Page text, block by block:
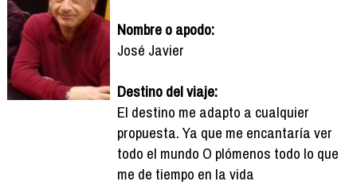
Nombre o apodo:
José Javier
Destino del viaje:
El destino me adapto a cualquier
propuesta. Ya que me encantaría ver
todo el mundo O plómenos todo lo que
me de tiempo en la vida